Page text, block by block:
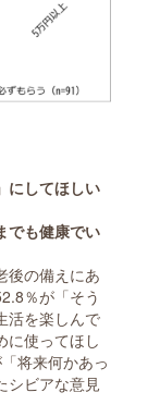
にしてほしい
でも健康でい
後の備えにあ
％が「そう
活を楽しんで
に使ってほし
将来何かあっ
シビアな意見